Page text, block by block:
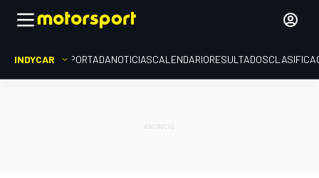
INDYCAR PORTADANOTICIASCALENDARIORESULTADOS